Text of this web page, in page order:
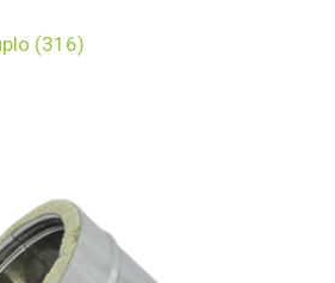
(316)